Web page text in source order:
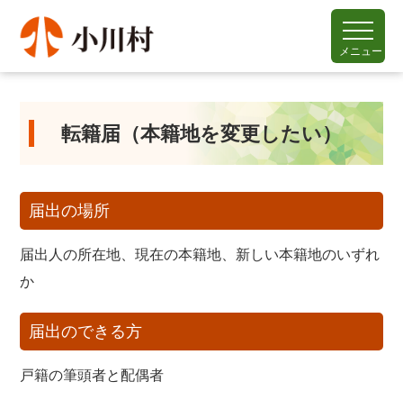
メニュー
転籍届（本籍地を変更したい）
届出の場所
届出人の所在地、現在の本籍地、新しい本籍地のいずれ
か
届出のできる方
戸籍の筆頭者と配偶者